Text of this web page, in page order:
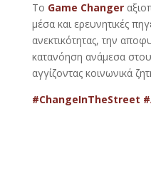
To Game Changer
μέσα και ερευνητικές
ανεκτικότητας, την
κατανόηση ανάμεσα
αγγίζοντας κοινωνικά
#ChangeInΤheStreet